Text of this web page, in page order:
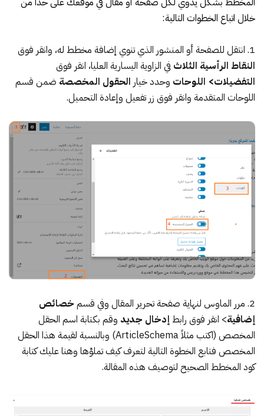
خلال اتباع الخطوات التالية:
انتقل للصفحة أو المنشور الذي تنوي إضافة مخطط له، وانقر فوق
النقاط الرأسية الثلاث في الزاوية اليسارية العليا، انقر فوق
التفضيلات> اللوحات وحدد خيار الحقول المخصصة ضمن قسم
اللوحات المتقدمة وانقر فوق زر تفعيل وإعادة التحميل.
2. مرر الماوس لنهاية صفحة تحرير المقال وفي قسم
خصائص
إضافية> انقر فوق رابط إدخال جديد وقم بكتابة اسم الحقل
المخصص (اكتب مثلاً ArticleSchema) وبالنسبة لقيمة هذا الحقل
المخصص فتابع الخطوة التالية لتعرف كيف تملؤها وهنا عليك كتابة
كود المخطط الصحيح لتوصيف هذه المقالة.